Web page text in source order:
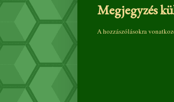
Megjegyzés
A hozzászólásokra